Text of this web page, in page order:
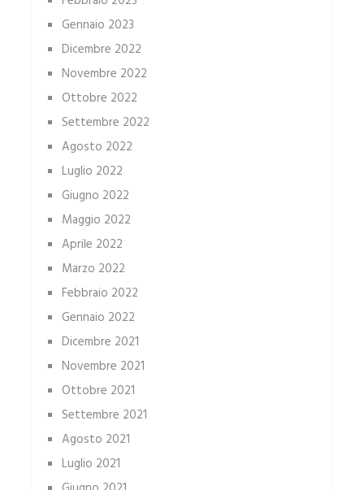
Gennaio 2023
Dicembre 2022
Novembre 2022
Ottobre 2022
Settembre 2022
Agosto 2022
Luglio 2022
Giugno 2022
Maggio 2022
Aprile 2022
Marzo 2022
Febbraio 2022
Gennaio 2022
Dicembre 2021
Novembre 2021
Ottobre 2021
Settembre 2021
Agosto 2021
Luglio 2021